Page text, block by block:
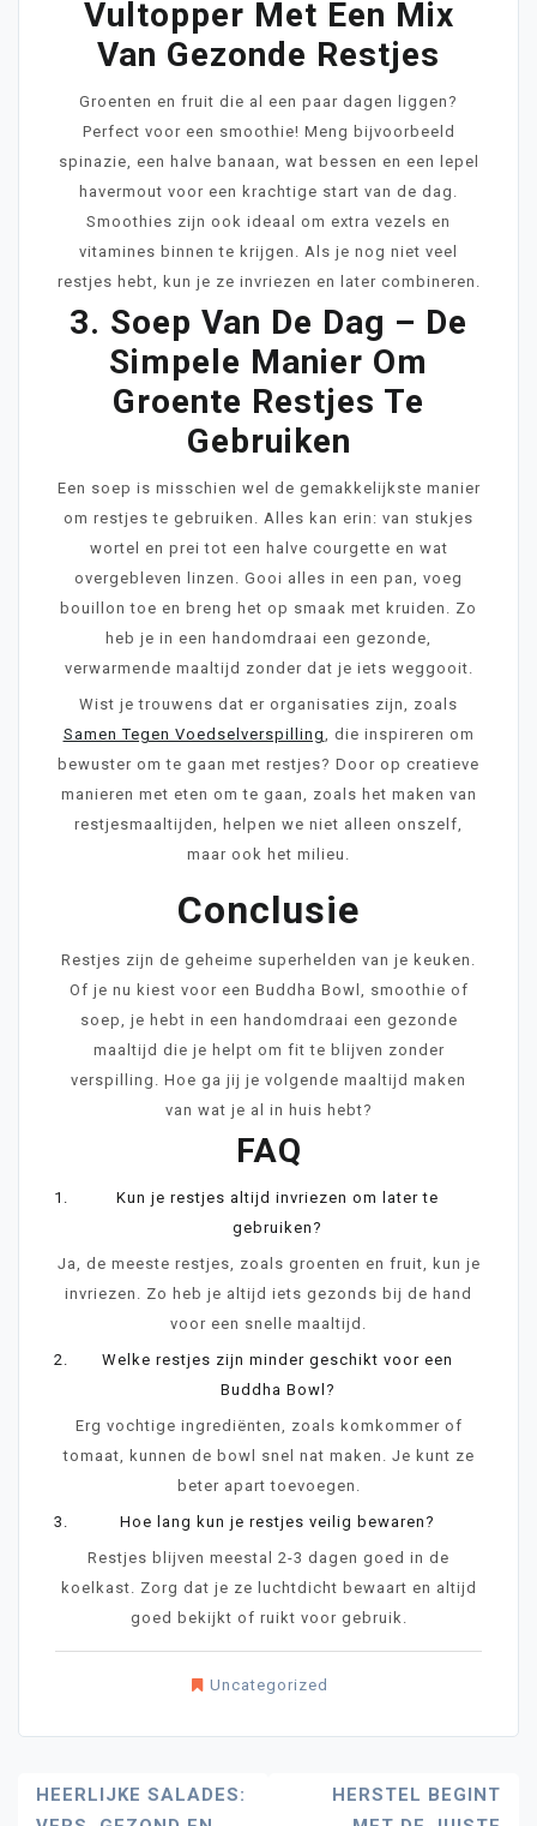
Vultopper Met Een Mix
Van Gezonde Restjes
Groenten en fruit die al een paar dagen liggen?
Perfect voor een smoothie! Meng bijvoorbeeld
spinazie, een halve banaan, wat bessen en een lepel
havermout voor een krachtige start van de dag.
Smoothies zijn ook ideaal om extra vezels en
vitamines binnen te krijgen. Als je nog niet veel
restjes hebt, kun je ze invriezen en later combineren.
3. Soep Van De Dag – De
Simpele Manier Om
Groente Restjes Te
Gebruiken
Een soep is misschien wel de gemakkelijkste manier
om restjes te gebruiken. Alles kan erin: van stukjes
wortel en prei tot een halve courgette en wat
overgebleven linzen. Gooi alles in een pan, voeg
bouillon toe en breng het op smaak met kruiden. Zo
heb je in een handomdraai een gezonde,
verwarmende maaltijd zonder dat je iets weggooit.
Wist je trouwens dat er organisaties zijn, zoals
Samen Tegen Voedselverspilling , die inspireren om
bewuster om te gaan met restjes? Door op creatieve
manieren met eten om te gaan, zoals het maken van
restjesmaaltijden, helpen we niet alleen onszelf,
maar ook het milieu.
Conclusie
Restjes zijn de geheime superhelden van je keuken.
Of je nu kiest voor een Buddha Bowl, smoothie of
soep, je hebt in een handomdraai een gezonde
maaltijd die je helpt om fit te blijven zonder
verspilling. Hoe ga jij je volgende maaltijd maken
van wat je al in huis hebt?
FAQ
Kun je restjes altijd invriezen om later te
gebruiken?
Ja, de meeste restjes, zoals groenten en fruit, kun je
invriezen. Zo heb je altijd iets gezonds bij de hand
voor een snelle maaltijd.
Welke restjes zijn minder geschikt voor een
Buddha Bowl?
Erg vochtige ingrediënten, zoals komkommer of
tomaat, kunnen de bowl snel nat maken. Je kunt ze
beter apart toevoegen.
Hoe lang kun je restjes veilig bewaren?
Restjes blijven meestal 2-3 dagen goed in de
koelkast. Zorg dat je ze luchtdicht bewaart en altijd
goed bekijkt of ruikt voor gebruik.
Uncategorized
Bericht
HEERLIJKE SALADES:
HERSTEL BEGINT